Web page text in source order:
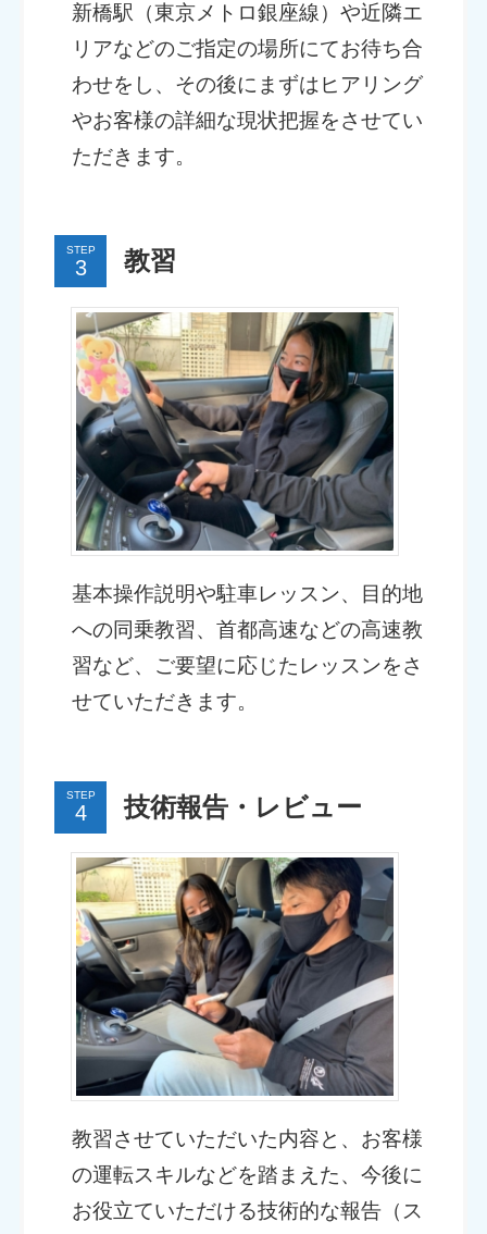
新橋駅（東京メトロ銀座線）や近隣エ
リアなどのご指定の場所にてお待ち合
わせをし、その後にまずはヒアリング
やお客様の詳細な現状把握をさせてい
ただきます。
STEP 教習
基本操作説明や駐車レッスン、目的地
への同乗教習、首都高速などの高速教
習など、ご要望に応じたレッスンをさ
せていただきます。
STEP 技術報告・レビュー
教習させていただいた内容と、お客様
の運転スキルなどを踏まえた、今後に
お役立ていただける技術的な報告（ス